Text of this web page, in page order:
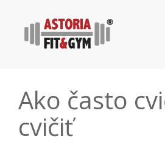
Ako často
cvičiť